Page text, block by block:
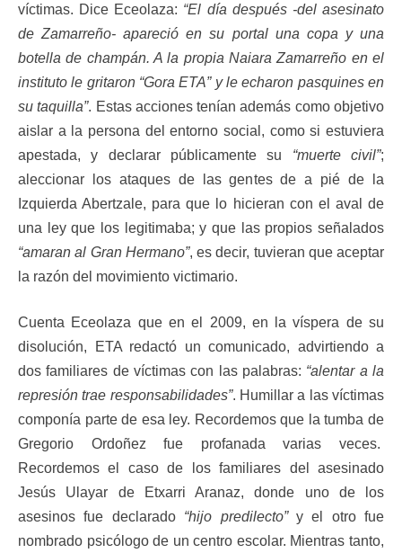
víctimas. Dice Eceolaza: “El día después -del asesinato
de Zamarreño- apareció en su portal una copa y una
botella de champán. A la propia Naiara Zamarreño en el
instituto le gritaron “Gora ETA” y le echaron pasquines en
su taquilla”. Estas acciones tenían además como objetivo
aislar a la persona del entorno social, como si estuviera
apestada, y declarar públicamente su “muerte civil”;
aleccionar los ataques de las gentes de a pié de la
Izquierda Abertzale, para que lo hicieran con el aval de
una ley que los legitimaba; y que las propios señalados
“amaran al Gran Hermano”, es decir, tuvieran que aceptar
la razón del movimiento victimario.
Cuenta Eceolaza que en el 2009, en la víspera de su
disolución, ETA redactó un comunicado, advirtiendo a
dos familiares de víctimas con las palabras: “alentar a la
represión trae responsabilidades”. Humillar a las víctimas
componía parte de esa ley. Recordemos que la tumba de
Gregorio Ordoñez fue profanada varias veces.
Recordemos el caso de los familiares del asesinado
Jesús Ulayar de Etxarri Aranaz, donde uno de los
asesinos fue declarado “hijo predilecto”y el otro fue
nombrado psicólogo de un centro escolar. Mientras tanto,